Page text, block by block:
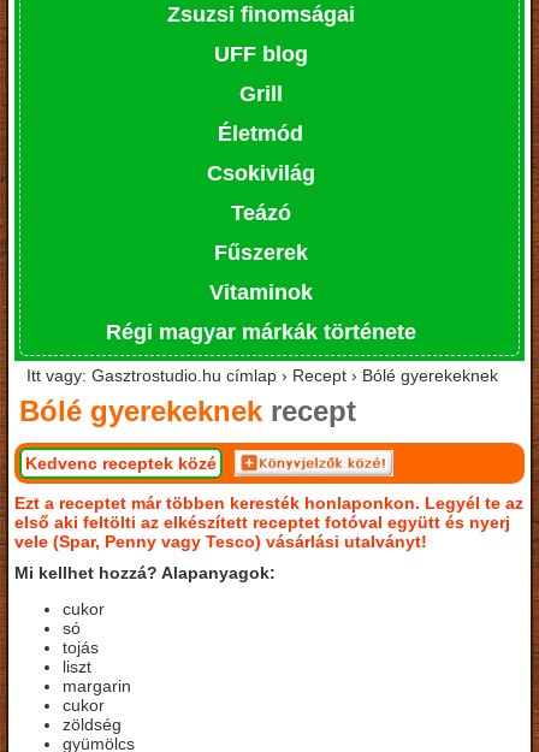
Zsuzsi finomságai
UFF blog
Grill
Életmód
Csokivilág
Teázó
Fűszerek
Vitaminok
Régi magyar márkák története
Itt vagy: Gasztrostudio.hu címlap › Recept › Bólé gyerekeknek
Bólé gyerekeknek recept
Kedvenc receptek közé
Ezt a receptet már többen keresték honlaponkon. Legyél te az
első aki feltölti az elkészített receptet fotóval együtt és nyerj
vele (Spar, Penny vagy Tesco) vásárlási utalványt!
Mi kellhet hozzá? Alapanyagok:
cukor
só
tojás
liszt
margarin
cukor
zöldség
gyümölcs